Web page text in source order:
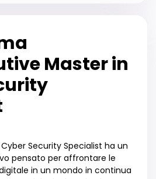
Master in
Cyber Security Specialist ha un
pensato per affrontare le
in un mondo in continua